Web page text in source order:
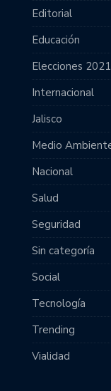
Editorial
Educación
Elecciones 2021
Internacional
Jalisco
Medio
Nacional
Salud
Seguridad
Sin categoría
Social
Tecnología
Trending
Vialidad